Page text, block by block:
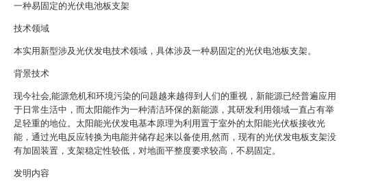
一种易固定的光伏电池板支架
技术领域
本实用新型涉及光伏发电技术领域，具体涉及一种易固定的光伏电池板支架。
背景技术
现今社会,能源危机和环境污染的问题越来越得到人们的重视，新能源已经普遍应用
于日常生活中，而太阳能作为一种清洁环保的新能源，其研发利用领域一直占有举
足轻重的地位。太阳能光伏发电基本原理为利用置于室外的太阳能光伏板接收光
能，通过光电反应转换为电能并储存起来以备使用,然而，现有的光伏发电板支架没
有加固装置，支架稳定性较低，对地面平整度要求较高，不易固定。
发明内容